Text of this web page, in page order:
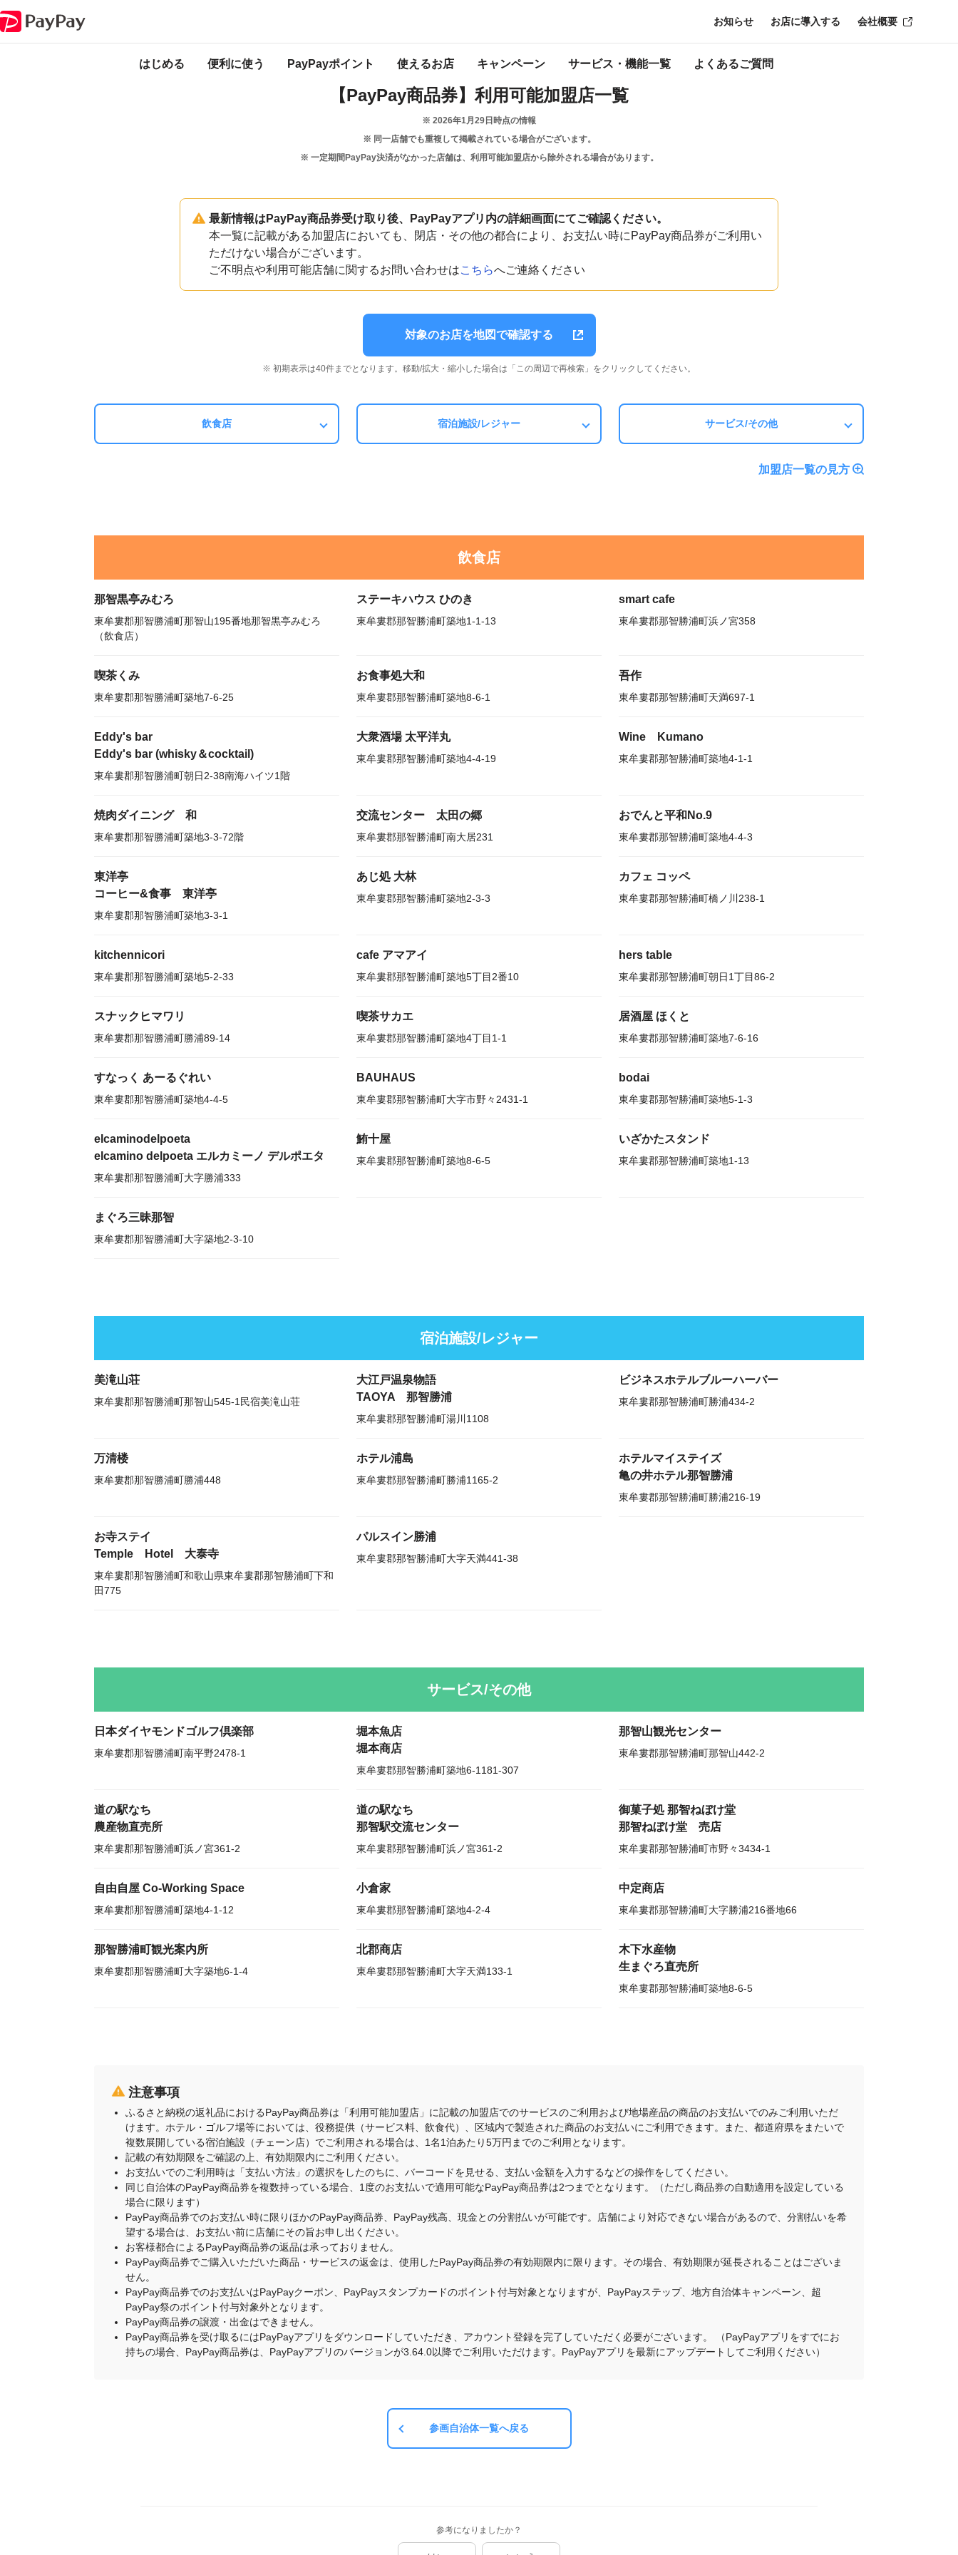
はじめる 便利に使う PayPayポイント 使えるお店 キャンペーン サービス・機能一覧 よくあるご質問
お知らせ お店に導入する 会社概要
和歌山県 那智勝浦町
【PayPay商品券】利用可能加盟店一覧
※ 2026年1月29日 時点の情報
※ 同一店舗でも重複して掲載されている場合がございます。
※ 一定期間PayPay決済がなかった店舗は、利用可能加盟店から除外される場合があります。
最新情報はPayPay商品券受け取り後、PayPayアプリ内の詳細画面にてご確認ください。
本一覧に記載がある加盟店においても、閉店・その他の都合により、お支払い時にPayPay商品券がご利用い
ただけない場合がございます。
ご不明点や利用可能店舗に関するお問い合わせはこちらへご連絡ください
対象のお店を地図で確認する
※ 初期表示は40件までとなります。移動/拡大・縮小した場合は「この周辺で再検索」をクリックしてください。
飲食店 宿泊施設/レジャー サービス/その他
加盟店一覧の見方
飲食店
那智黒亭みむろ
東牟婁郡那智勝浦町那智山195番地那智黒亭みむろ
（飲食店）
ステーキハウス ひのき
東牟婁郡那智勝浦町築地1-1-13
smart cafe
東牟婁郡那智勝浦町浜ノ宮358
喫茶くみ
東牟婁郡那智勝浦町築地7-6-25
お食事処大和
東牟婁郡那智勝浦町築地8-6-1
吾作
東牟婁郡那智勝浦町天満697-1
Eddy's bar
Eddy's bar (whisky＆cocktail)
東牟婁郡那智勝浦町朝日2-38南海ハイツ1階
大衆酒場 太平洋丸
東牟婁郡那智勝浦町築地4-4-19
Wine Kumano
東牟婁郡那智勝浦町築地4-1-1
焼肉ダイニング 和
東牟婁郡那智勝浦町築地3-3-72階
交流センター 太田の郷
東牟婁郡那智勝浦町南大居231
おでんと平和No.9
東牟婁郡那智勝浦町築地4-4-3
東洋亭
コーヒー&食事 東洋亭
東牟婁郡那智勝浦町築地3-3-1
あじ処 大林
東牟婁郡那智勝浦町築地2-3-3
カフェ コッペ
東牟婁郡那智勝浦町橋ノ川238-1
kitchennicori
東牟婁郡那智勝浦町築地5-2-33
cafe アマアイ
東牟婁郡那智勝浦町築地5丁目2番10
hers table
東牟婁郡那智勝浦町朝日1丁目86-2
スナックヒマワリ
東牟婁郡那智勝浦町勝浦89-14
喫茶サカエ
東牟婁郡那智勝浦町築地4丁目1-1
居酒屋 ほくと
東牟婁郡那智勝浦町築地7-6-16
すなっく あーるぐれい
東牟婁郡那智勝浦町築地4-4-5
BAUHAUS
東牟婁郡那智勝浦町大字市野々2431-1
bodai
東牟婁郡那智勝浦町築地5-1-3
elcaminodelpoeta
elcamino delpoeta エルカミーノ デルポエタ
東牟婁郡那智勝浦町大字勝浦333
鮪十屋
東牟婁郡那智勝浦町築地8-6-5
いざかたスタンド
東牟婁郡那智勝浦町築地1-13
まぐろ三昧那智
東牟婁郡那智勝浦町大字築地2-3-10
宿泊施設/レジャー
美滝山荘
東牟婁郡那智勝浦町那智山545-1民宿美滝山荘
大江戸温泉物語
TAOYA 那智勝浦
東牟婁郡那智勝浦町湯川1108
ビジネスホテルブルーハーバー
東牟婁郡那智勝浦町勝浦434-2
万清楼
東牟婁郡那智勝浦町勝浦448
ホテル浦島
東牟婁郡那智勝浦町勝浦1165-2
ホテルマイステイズ
亀の井ホテル那智勝浦
東牟婁郡那智勝浦町勝浦216-19
お寺ステイ
Temple Hotel 大泰寺
東牟婁郡那智勝浦町和歌山県東牟婁郡那智勝浦町下和
田775
パルスイン勝浦
東牟婁郡那智勝浦町大字天満441-38
サービス/その他
日本ダイヤモンドゴルフ倶楽部
東牟婁郡那智勝浦町南平野2478-1
堀本魚店
堀本商店
東牟婁郡那智勝浦町築地6-1181-307
那智山観光センター
東牟婁郡那智勝浦町那智山442-2
道の駅なち
農産物直売所
東牟婁郡那智勝浦町浜ノ宮361-2
道の駅なち
那智駅交流センター
東牟婁郡那智勝浦町浜ノ宮361-2
御菓子処 那智ねぼけ堂
那智ねぼけ堂 売店
東牟婁郡那智勝浦町市野々3434-1
自由自屋 Co-Working Space
東牟婁郡那智勝浦町築地4-1-12
小倉家
東牟婁郡那智勝浦町築地4-2-4
中定商店
東牟婁郡那智勝浦町大字勝浦216番地66
那智勝浦町観光案内所
東牟婁郡那智勝浦町大字築地6-1-4
北郡商店
東牟婁郡那智勝浦町大字天満133-1
木下水産物
生まぐろ直売所
東牟婁郡那智勝浦町築地8-6-5
注意事項
ふるさと納税の返礼品におけるPayPay商品券は「利用可能加盟店」に記載の加盟店でのサービスのご利用および地場産品の商品のお支払いでのみご利用いただ
けます。ホテル・ゴルフ場等においては、役務提供（サービス料、飲食代）、区域内で製造された商品のお支払いにご利用できます。また、都道府県をまたいで
複数展開している宿泊施設（チェーン店）でご利用される場合は、1名1泊あたり5万円までのご利用となります。
記載の有効期限をご確認の上、有効期限内にご利用ください。
お支払いでのご利用時は「支払い方法」の選択をしたのちに、バーコードを見せる、支払い金額を入力するなどの操作をしてください。
同じ自治体のPayPay商品券を複数持っている場合、1度のお支払いで適用可能なPayPay商品券は2つまでとなります。（ただし商品券の自動適用を設定している
場合に限ります）
PayPay商品券でのお支払い時に限りほかのPayPay商品券、PayPay残高、現金との分割払いが可能です。店舗により対応できない場合があるので、分割払いを希
望する場合は、お支払い前に店舗にその旨お申し出ください。
お客様都合によるPayPay商品券の返品は承っておりません。
PayPay商品券でご購入いただいた商品・サービスの返金は、使用したPayPay商品券の有効期限内に限ります。その場合、有効期限が延長されることはございま
せん。
PayPay商品券でのお支払いはPayPayクーポン、PayPayスタンプカードのポイント付与対象となりますが、PayPayステップ、地方自治体キャンペーン、超
PayPay祭のポイント付与対象外となります。
PayPay商品券の譲渡・出金はできません。
PayPay商品券を受け取るにはPayPayアプリをダウンロードしていただき、アカウント登録を完了していただく必要がございます。 （PayPayアプリをすでにお
持ちの場合、PayPay商品券は、PayPayアプリのバージョンが3.64.0以降でご利用いただけます。PayPayアプリを最新にアップデートしてご利用ください）
参画自治体一覧へ戻る
参考になりましたか？